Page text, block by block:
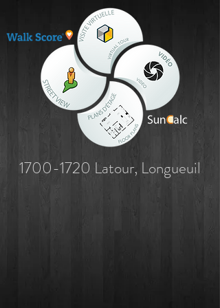
1700-1720 Latour, Longueuil